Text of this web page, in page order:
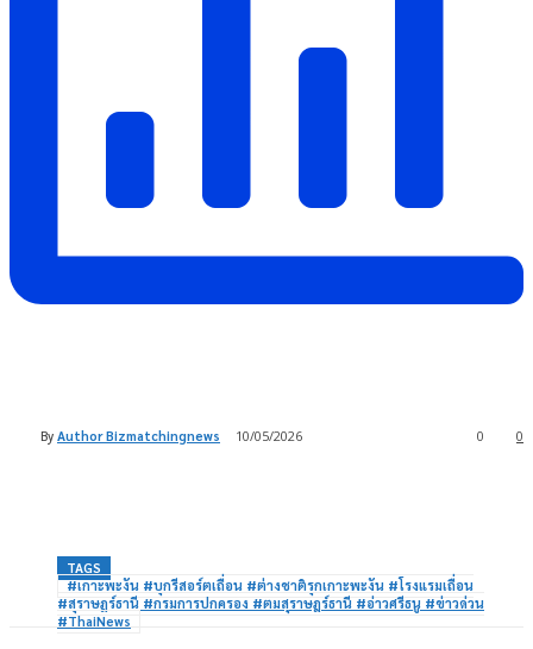
By Author Bizmatchingnews 10/05/2026 0
0
TAGS
#เกาะพะงัน #บุกรีสอร์ตเถื่อน #ต่างชาติรุกเกาะพะงัน #โรงแรมเถื่อน
#สุราษฎร์ธานี #กรมการปกครอง #ตมสุราษฎร์ธานี #อ่าวศรีธนู #ข่าวด่วน
#ThaiNews